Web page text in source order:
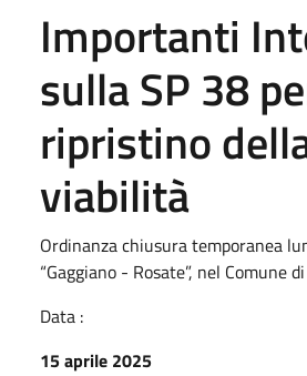
Importanti
sulla SP 38
ripristino
viabilità
Ordinanza chiusura temporanea
“Gaggiano - Rosate”, nel Comune
Data :
15 aprile 2025